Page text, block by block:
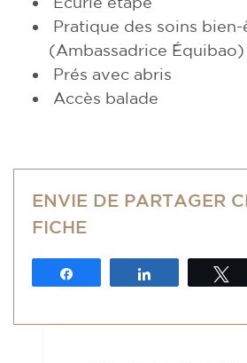
Pratique des soins bien-
(Ambassadrice Équibao)
Prés avec abris
Accès balade
ENVIE DE PARTAGER
FICHE